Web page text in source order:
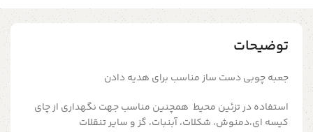
توضیحات
جعبه چوبی دست ساز مناسب برای هدیه دادن
استفاده در تزئین محیط همچنین مناسب جهت نگهداری از چای
کیسه ای،دمنوش، شکلات، آبنبات، گز و سایر تنقلات